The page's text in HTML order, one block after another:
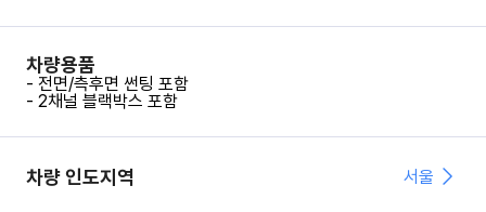
차량용품
- 전면/측후면 썬팅 포함
- 2채널 블랙박스 포함
차량 인도지역 서울